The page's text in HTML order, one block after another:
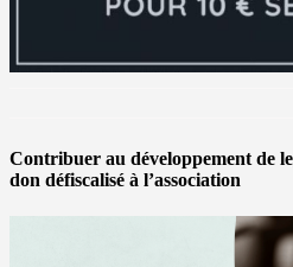
Contribuer au développement de
don défiscalisé à l’association